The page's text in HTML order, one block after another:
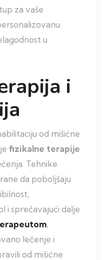
za vaše
u
i
od mišićne
fizikalne terapije
Tehnike
da poboljšaju
i sprečavajući dalje
,
lečenje i
od mišićne